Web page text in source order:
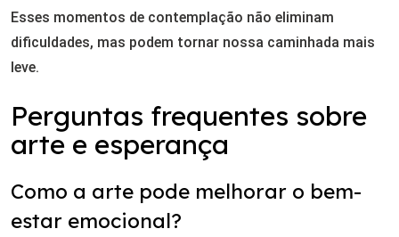
Esses momentos de contemplação não eliminam
dificuldades, mas podem tornar nossa caminhada mais
leve.
Perguntas frequentes sobre
arte e esperança
Como a arte pode melhorar o bem-
estar emocional?